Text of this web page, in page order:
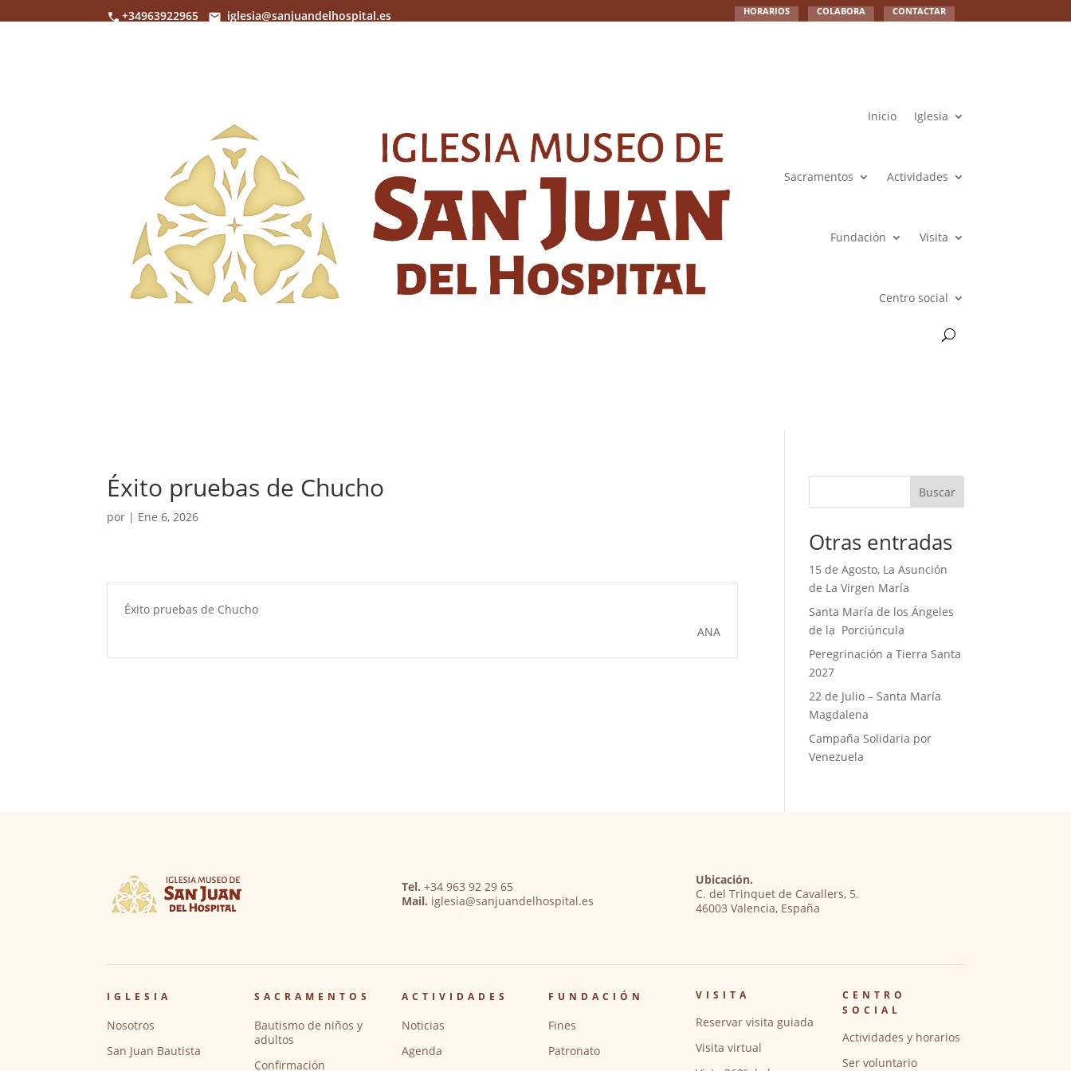
+34963922965 iglesia@sanjuandelhospital.es HORARIOS COLABORA CONTACTAR
Inicio Iglesia
Sacramentos Actividades
Fundación Visita
Centro social
Éxito pruebas de Chucho
por | Ene 6, 2026
Éxito pruebas de Chucho
ANA
Buscar
Otras entradas
15 de Agosto, La Asunción
de La Virgen María
Santa María de los Ángeles
de la Porciúncula
Peregrinación a Tierra Santa
2027
22 de Julio – Santa María
Magdalena
Campaña Solidaria por
Venezuela
Tel. +34 963 92 29 65
Mail. iglesia@sanjuandelhospital.es
Ubicación.
C. del Trinquet de Cavallers, 5.
46003 Valencia, España
IGLESIA
Nosotros
San Juan Bautista
SACRAMENTOS
Bautismo de niños y
adultos
Confirmación
ACTIVIDADES
Noticias
Agenda
FUNDACIÓN
Fines
Patronato
VISITA
Reservar visita guiada
Visita virtual
CENTRO
SOCIAL
Actividades y horarios
Ser voluntario